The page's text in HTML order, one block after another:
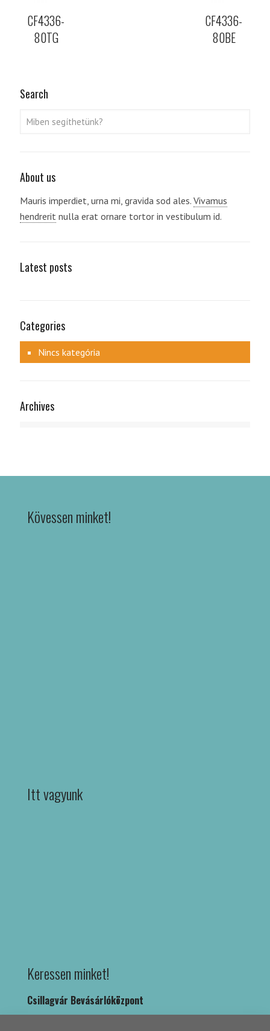
CF4336-
80TG
CF4336-
80BE
Search
About us
Mauris imperdiet, urna mi, gravida sod ales. Vivamus
hendrerit nulla erat ornare tortor in vestibulum id.
Latest posts
Categories
Nincs kategória
Archives
Kövessen minket!
Itt vagyunk
Keressen minket!
Csillagvár Bevásárlóközpont